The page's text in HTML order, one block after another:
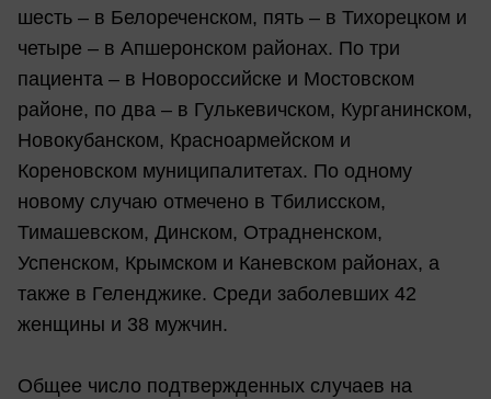
шесть – в Белореченском, пять – в Тихорецком и
четыре – в Апшеронском районах. По три
пациента – в Новороссийске и Мостовском
районе, по два – в Гулькевичском, Курганинском,
Новокубанском, Красноармейском и
Кореновском муниципалитетах. По одному
новому случаю отмечено в Тбилисском,
Тимашевском, Динском, Отрадненском,
Успенском, Крымском и Каневском районах, а
также в Геленджике. Среди заболевших 42
женщины и 38 мужчин.
Общее число подтвержденных случаев на